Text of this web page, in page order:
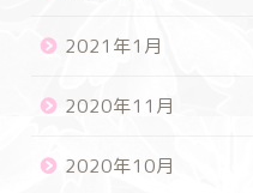
2021年1月
2020年11月
2020年10月